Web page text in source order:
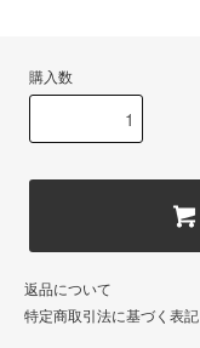
購入数
返品について
特定商取引法に基づく表記